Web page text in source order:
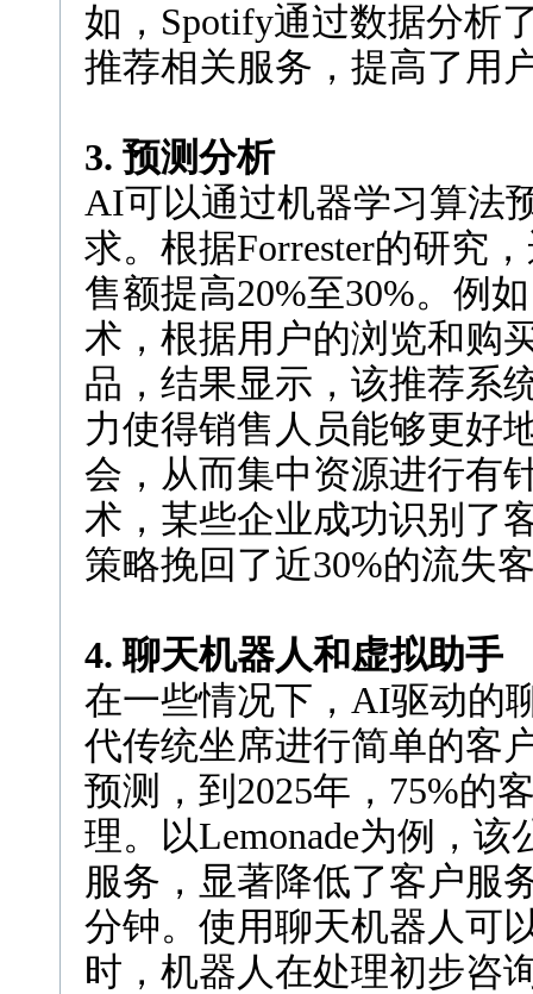
如，Spotify通过数据分析
推荐相关服务，提高了用
3. 预测分析
AI可以通过机器学习算法
求。根据Forrester的研究
售额提高20%至30%。例
术，根据用户的浏览和购
品，结果显示，该推荐系
力使得销售人员能够更好
会，从而集中资源进行有
术，某些企业成功识别了
策略挽回了近30%的流失
4. 聊天机器人和虚拟助手
在一些情况下，AI驱动的
代传统坐席进行简单的客
预测，到2025年，75%的
理。以Lemonade为例，
服务，显著降低了客户服
分钟。使用聊天机器人可
时，机器人在处理初步咨